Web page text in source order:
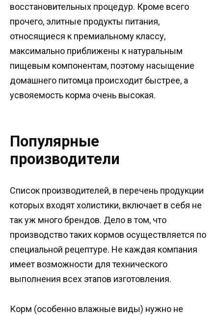
восстановительных процедур. Кроме всего
прочего, элитные продукты питания,
относящиеся к премиальному классу,
максимально приближены к натуральным
пищевым компонентам, поэтому насыщение
домашнего питомца происходит быстрее, а
усвояемость корма очень высокая.
Популярные
производители
Список производителей, в перечень продукции
которых входят холистики, включает в себя не
так уж много брендов. Дело в том, что
производство таких кормов осуществляется по
специальной рецептуре. Не каждая компания
имеет возможности для технического
выполнения всех этапов изготовления.
Корм (особенно влажные виды) нужно не